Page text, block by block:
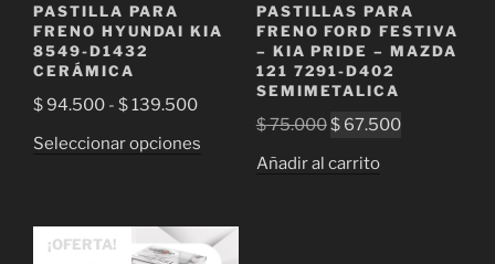
PASTILLA PARA
FRENO HYUNDAI KIA
8549-D1432
CERÁMICA
$94.500 - $139.500Rango
precios:
hasta
Seleccionar opciones
producto
múltiples
variantes.
PASTILLAS PARA
FRENO FORD FESTIVA
– KIA PRIDE – MAZDA
121 7291-D402
SEMIMETALICA
$75.000El
original
$67.500El
Añadir al carrito
¡OFERTA!